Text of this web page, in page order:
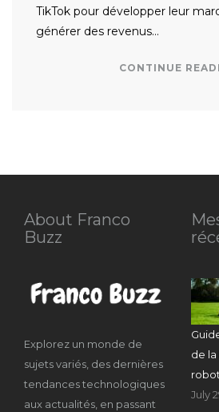
TikTok pour développer leur
générer des revenus…
CONTINUE
About Franco
Buzz
Explorez un monde de
sujets variés, des dernières
tendances technologiques
aux actualités, en passant
de
July